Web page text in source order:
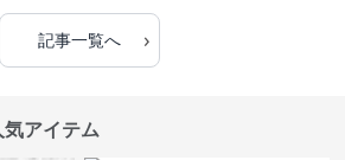
記事一覧へ ›
アイテム